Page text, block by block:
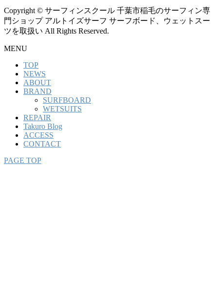
Copyright © サーフィンスクール 千葉市稲毛のサーフィン専
門ショップ アルトイズサーフ サーフボード、ウェットスー
ツを取扱い All Rights Reserved.
MENU
TOP
NEWS
ABOUT
BRAND
SURFBOARD
WETSUITS
REPAIR
Takuro Blog
ACCESS
CONTACT
PAGE TOP